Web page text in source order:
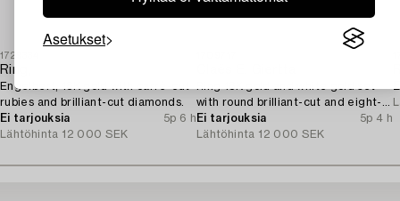
Asetukset
1729334
Ring,
Engelbert, 18K gold with carré-cut
rubies and brilliant-cut diamonds.
Ei tarjouksia
5p 6 h
Lähtöhinta 12 000 SEK
with round brilliant-cut and eight-
cut diamonds.
Ei tarjouksia
5p 4 h
Lähtöhinta 12 000 SEK